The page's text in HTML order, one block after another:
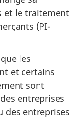
et le traitement
(PI-
les
et certains
sont
entreprises
des entreprises